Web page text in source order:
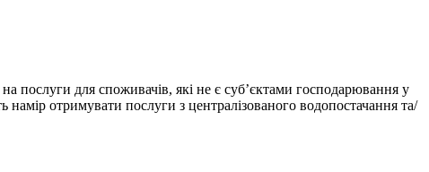
для споживачів, які не є суб’єктами господарювання у
отримувати послуги з централізованого водопостачання та/